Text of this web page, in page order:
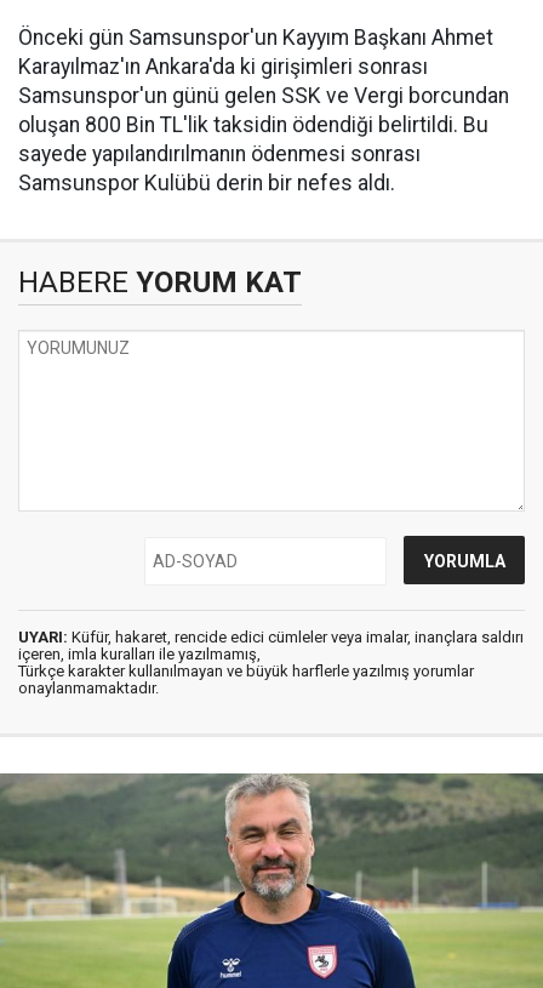
Önceki gün Samsunspor'un Kayyım Başkanı Ahmet
Karayılmaz'ın Ankara'da ki girişimleri sonrası
Samsunspor'un günü gelen SSK ve Vergi borcundan
oluşan 800 Bin TL'lik taksidin ödendiği belirtildi. Bu
sayede yapılandırılmanın ödenmesi sonrası
Samsunspor Kulübü derin bir nefes aldı.
HABERE YORUM KAT
UYARI: Küfür, hakaret, rencide edici cümleler veya imalar, inançlara saldırı
içeren, imla kuralları ile yazılmamış,
Türkçe karakter kullanılmayan ve büyük harflerle yazılmış yorumlar
onaylanmamaktadır.